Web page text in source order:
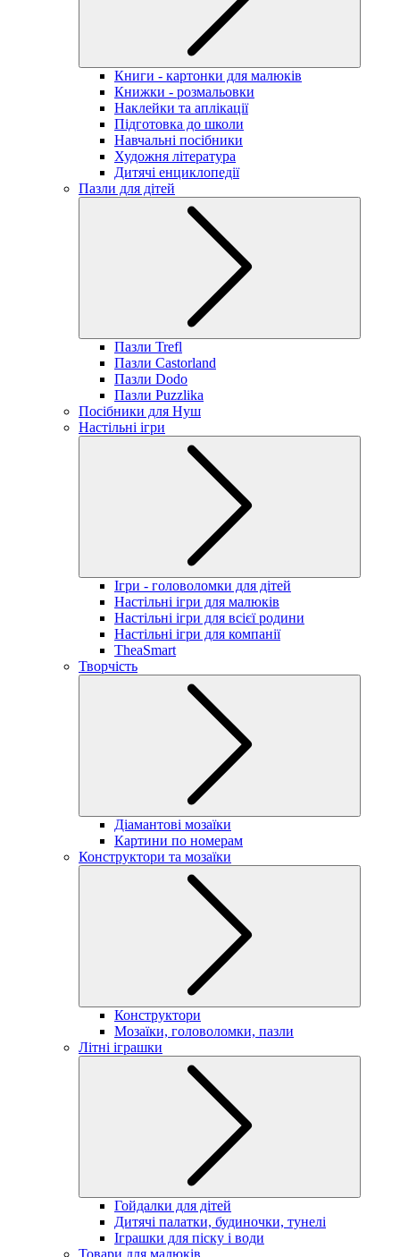
Книги - картонки для малюків
Книжки - розмальовки
Наклейки та аплікації
Підготовка до школи
Навчальні посібники
Художня література
Дитячі енциклопедії
Пазли для дітей
Пазли Trefl
Пазли Castorland
Пазли Dodo
Пазли Puzzlika
Посібники для Нуш
Настільні ігри
Ігри - головоломки для дітей
Настільні ігри для малюків
Настільні ігри для всієї родини
Настільні ігри для компанії
TheaSmart
Творчість
Діамантові мозаїки
Картини по номерам
Конструктори та мозаїки
Конструктори
Мозаїки, головоломки, пазли
Літні іграшки
Гойдалки для дітей
Дитячі палатки, будиночки, тунелі
Іграшки для піску і води
Товари для малюків